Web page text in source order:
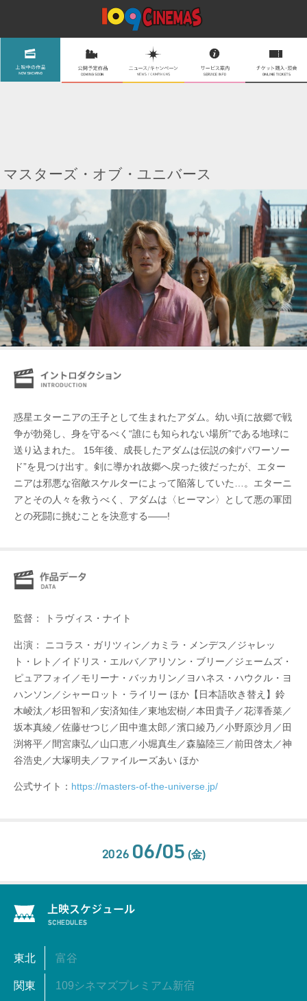
マスターズ・オブ・ユニバース
惑星エターニアの王子として生まれたアダム。幼い頃に故郷で戦
争が勃発し、身を守るべく“誰にも知られない場所”である地球に
送り込まれた。 15年後、成長したアダムは伝説の剣“パワーソー
ド”を見つけ出す。剣に導かれ故郷へ戻った彼だったが、エター
ニアは邪悪な宿敵スケルターによって陥落していた…。エターニ
アとその人々を救うべく、アダムは〈ヒーマン〉として悪の軍団
との死闘に挑むことを決意する――!
監督： トラヴィス・ナイト
出演： ニコラス・ガリツィン／カミラ・メンデス／ジャレッ
ト・レト／イドリス・エルバ／アリソン・ブリー／ジェームズ・
ピュアフォイ／モリーナ・バッカリン／ヨハネス・ハウクル・ヨ
ハンソン／シャーロット・ライリー ほか【日本語吹き替え】鈴
木崚汰／杉⽥智和／安済知佳／東地宏樹／本⽥貴⼦／花澤⾹菜／
坂本真綾／佐藤せつじ／⽥中進太郎／濱⼝綾乃／⼩野原沙⽉／⽥
渕将平／間宮康弘／⼭⼝恵／⼩堀真⽣／森脇陸三／前⽥啓太／神
⾕浩史／⼤塚明夫／ファイルーズあい ほか
公式サイト： https://masters-of-the-universe.jp/
2026 06/05 (金)
東北 富谷
関東 109シネマズプレミアム新宿